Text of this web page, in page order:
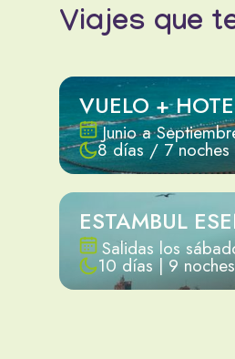
Viajes que
VUELO +
Junio a
8 días / 7 noches
ESTAMBUL
Salidas los
10 días | 9 noches